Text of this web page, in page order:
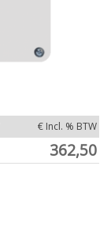
€ Incl. % BTW
362,50